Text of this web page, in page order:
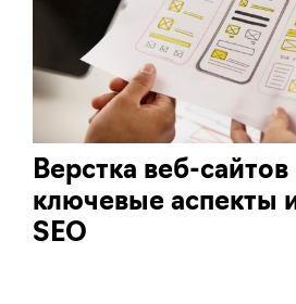
Верстка веб-
ключевые аспекты
SEO